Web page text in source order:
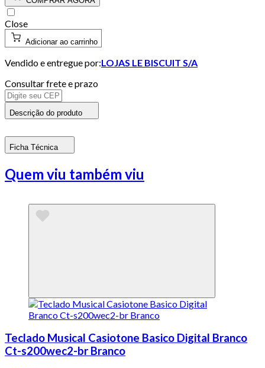
Close
Adicionar ao carrinho
Vendido e entregue por:LOJAS LE BISCUIT S/A
Consultar frete e prazo
Descrição do produto
Ficha Técnica
Quem viu também viu
Teclado Musical Casiotone Basico Digital Branco
Ct-s200wec2-br Branco